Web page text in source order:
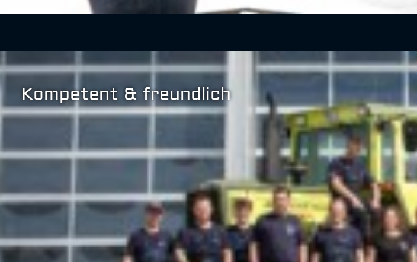
Kompetent & freundlich